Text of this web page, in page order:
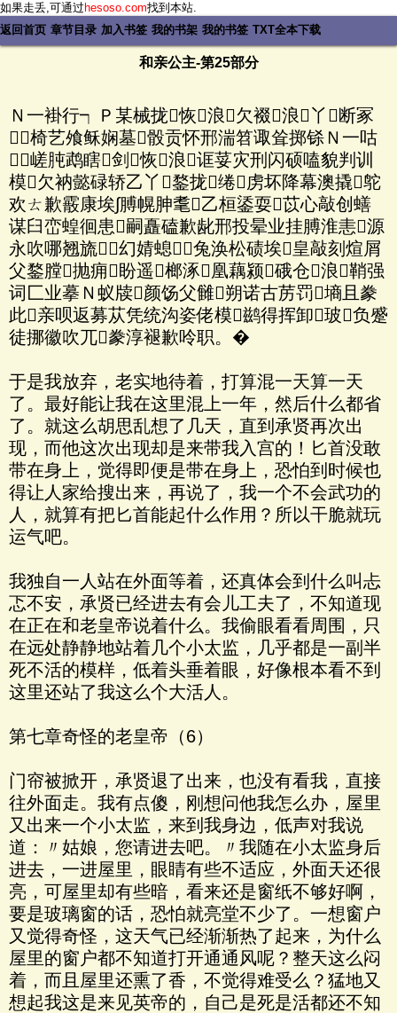
如果走丢,可通过hesoso.com找到本站.
返回首页 章节目录 加入书签 我的书架 我的书签 TXT全本下载
和亲公主-第25部分
Ｎ一褂行┑Ｐ某械拢恢浪欠裰浪丫断冢
椅艺飧稣娴墓骰贡怀邢湍笤诹耸掷铩Ｎ一咕
；嵯肫鹉瞎剑恢浪诓荽灾刑闪硕嗑貌判训
模欠衲懿碌轿乙丫鍪拢绻虏坏降幕澳撬鸵
欢ㄊ歉霰康埃∫膊幌胂耄乙桓鋈耍苡心敲创蟮
谋臼峦蝗徊患嗣矗磕歉龀邢投晕业挂膊淮恚源
永吹哪翘旒幻婧螅兔涣松碛埃皇敲刻煊屑
父鍪膛抛痈盼遥榔涿凰藕颍硪仓浪鞘强
词匚业摹Ｎ蚁牍颜饧父雠朔诺古苈罚墒且豢
此亲呗返募苁凭统沟姿佬模鹚得挥卸玻负蹙
徒挪徽吹兀豢淳褪歉呤职。�
于是我放弃，老实地待着，打算混一天算一天
了。最好能让我在这里混上一年，然后什么都省
了。就这么胡思乱想了几天，直到承贤再次出
现，而他这次出现却是来带我入宫的！匕首没敢
带在身上，觉得即便是带在身上，恐怕到时候也
得让人家给搜出来，再说了，我一个不会武功的
人，就算有把匕首能起什么作用？所以干脆就玩
运气吧。
我独自一人站在外面等着，还真体会到什么叫忐
忑不安，承贤已经进去有会儿工夫了，不知道现
在正在和老皇帝说着什么。我偷眼看看周围，只
在远处静静地站着几个小太监，几乎都是一副半
死不活的模样，低着头垂着眼，好像根本看不到
这里还站了我这么个大活人。
第七章奇怪的老皇帝（6）
门帘被掀开，承贤退了出来，也没有看我，直接
往外面走。我有点傻，刚想问他我怎么办，屋里
又出来一个小太监，来到我身边，低声对我说
道：〃姑娘，您请进去吧。〃我随在小太监身后
进去，一进屋里，眼睛有些不适应，外面天还很
亮，可屋里却有些暗，看来还是窗纸不够好啊，
要是玻璃窗的话，恐怕就亮堂不少了。一想窗户
又觉得奇怪，这天气已经渐渐热了起来，为什么
屋里的窗户都不知道打开通通风呢？整天这么闷
着，而且屋里还熏了香，不觉得难受么？猛地又
想起我这是来见英帝的，自己是死是活都还不知